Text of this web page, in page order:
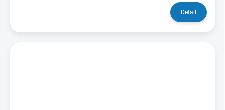
Detail